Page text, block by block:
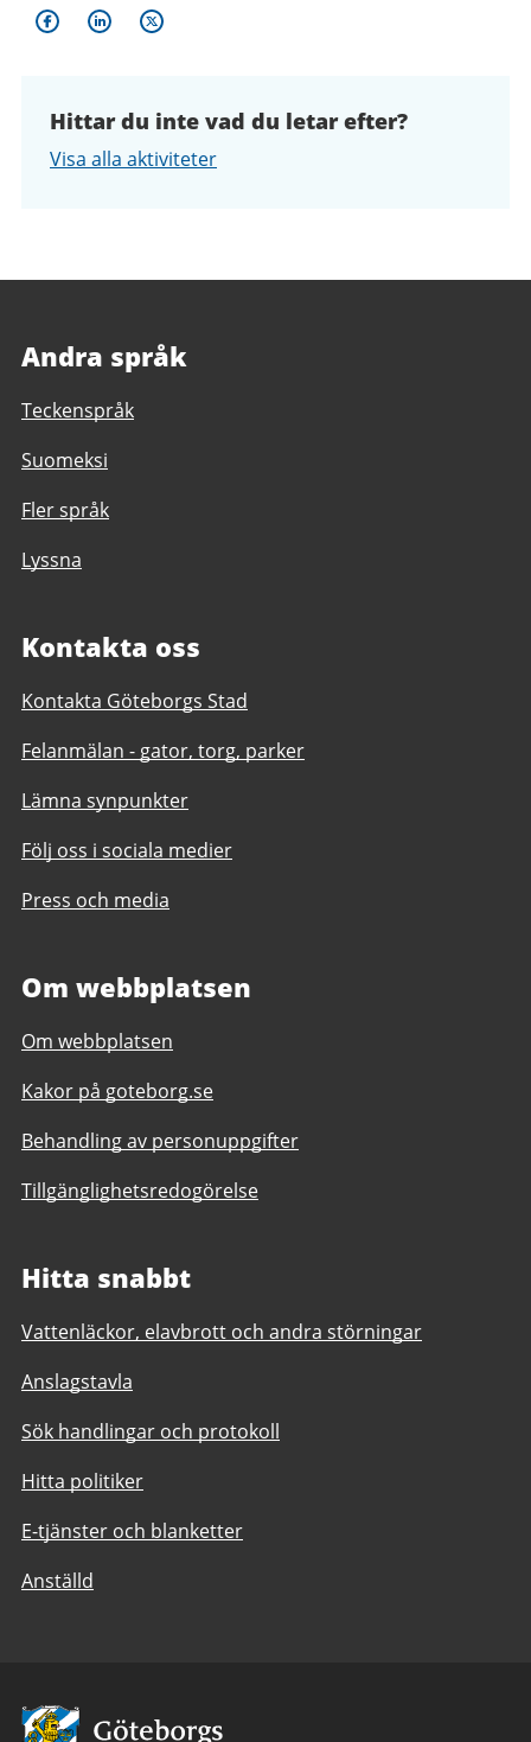
Hittar du inte vad du letar efter?
Visa alla aktiviteter
Andra språk
Teckenspråk
Suomeksi
Fler språk
Lyssna
Kontakta oss
Kontakta Göteborgs Stad
Felanmälan - gator, torg, parker
Lämna synpunkter
Följ oss i sociala medier
Press och media
Om webbplatsen
Om webbplatsen
Kakor på goteborg.se
Behandling av personuppgifter
Tillgänglighetsredogörelse
Hitta snabbt
Vattenläckor, elavbrott och andra störningar
Anslagstavla
Sök handlingar och protokoll
Hitta politiker
E-tjänster och blanketter
Anställd
Avsändare: